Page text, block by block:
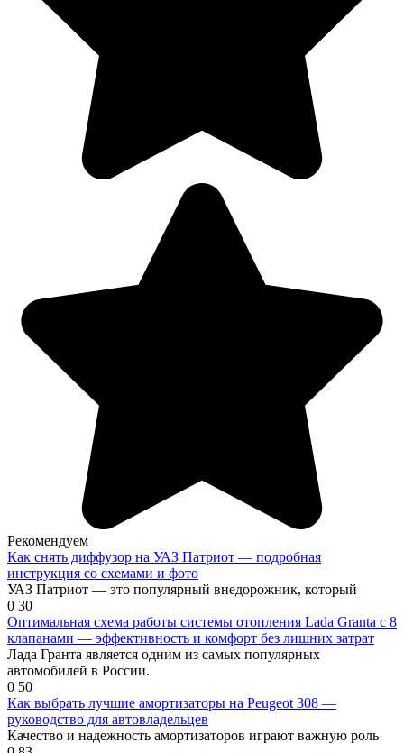
Рекомендуем
Как снять диффузор на УАЗ Патриот — подробная
инструкция со схемами и фото
УАЗ Патриот — это популярный внедорожник, который
0 30
Оптимальная схема работы системы отопления Lada Granta с 8
клапанами — эффективность и комфорт без лишних затрат
Лада Гранта является одним из самых популярных
автомобилей в России.
0 50
Как выбрать лучшие амортизаторы на Peugeot 308 —
руководство для автовладельцев
Качество и надежность амортизаторов играют важную роль